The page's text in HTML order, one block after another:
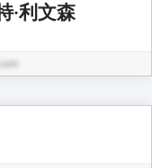
·利文森